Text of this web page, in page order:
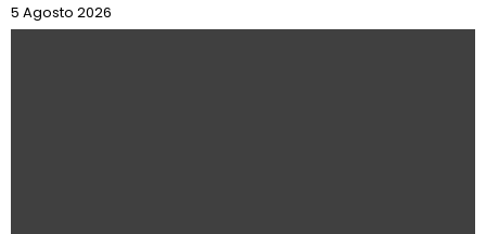
5 Agosto 2026